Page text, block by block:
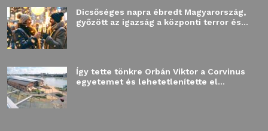
Dicsőséges napra ébredt Magyarország,
győzött az igazság a központi terror és...
Így tette tönkre Orbán Viktor a Corvinus
egyetemet és lehetetlenítette el...